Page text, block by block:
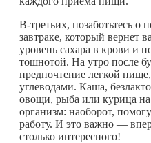
В-третьих, позаботьтесь о
завтраке, который вернет
уровень сахара в крови и
тошнотой. На утро после
предпочтение легкой
углеводами. Каша,
овощи, рыба или курица на
организм: наоборот,
работу. И это важно —
столько интересного!